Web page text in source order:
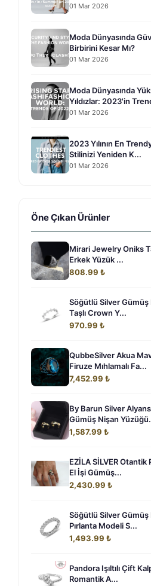
01 Mar 2026
Moda Dünyasında
Birbirini Kesar Mı?
01 Mar 2026
Moda Dünyasında
Yıldızlar: 2023'in
01 Mar 2026
2023 Yılının En
Stilinizi Yeniden K...
01 Mar 2026
Öne Çıkan Ürünler
Mirari Jewelry Oniks
Erkek Yüzük ...
808.99 ₺
Söğütlü Silver Gümüş
Taşlı Crown Y...
970.99 ₺
QubbeSilver Akua
Firuze Mıhlamalı Fa...
7,452.99 ₺
By Barun Silver
Gümüş Nişan
1,587.99 ₺
EZİLA SİLVER Otantik
El İşi Gümüş...
2,430.99 ₺
Söğütlü Silver Gümüş
Pırlanta Modeli S...
1,493.99 ₺
Pandora Işıltılı Çift
Romantik A...